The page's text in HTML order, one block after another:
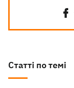
Статті по темі